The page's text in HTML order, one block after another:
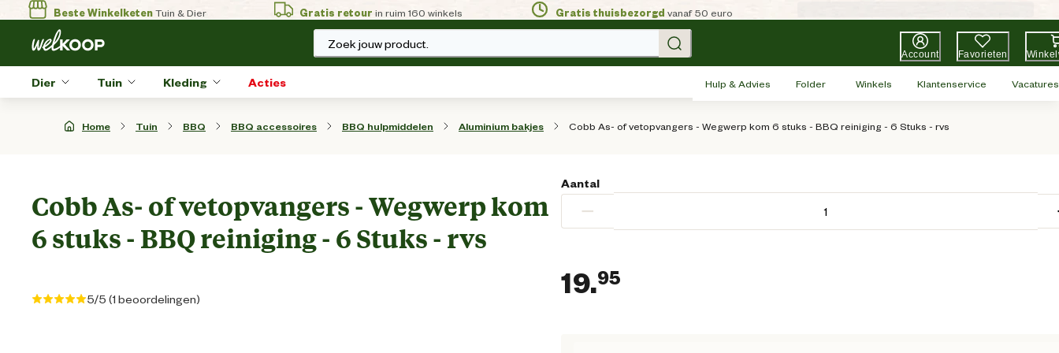
Beste WinkelketenTuin & Dier Gratis retour in ruim 160 winkels Gratis thuisbezorgd vanaf 50 euro
Zoek jouw product.
Account Favorieten
Dier Tuin Kleding Acties Hulp & Advies Folder Winkels Klantenservice Vacatures
Home Tuin BBQ BBQ accessoires BBQ hulpmiddelen Aluminium bakjes Cobb As- of vetopvangers - Wegwerp kom 6 stuks - BBQ reiniging - 6 Stuks - rvs
Cobb As- of vetopvangers - Wegwerp kom
6 stuks - BBQ reiniging - 6 Stuks - rvs
5/5 (1 beoordelingen)
Aantal
−
19.95